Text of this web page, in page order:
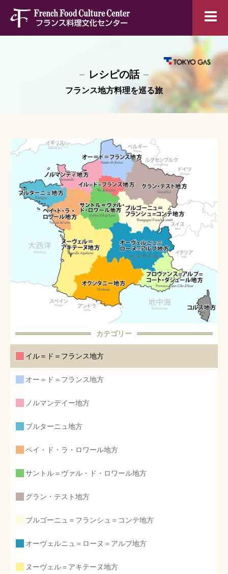
レシピの話
フランス地方料理を巡る旅
カテゴリー
イル＝ド＝フランス地方
オー＝ド＝フランス地方
ノルマンデイー地方
ブルターニュ地方
ペイ・ド・ラ・ロワール地方
サントル＝ヴァル・ド・ロワール地方
グラン・テスト地方
ブルゴーニュ＝フランシュ＝コンテ地方
オーヴェルニュ＝ローヌ＝アルプ地方
ヌーヴェル＝アキテーヌ地方